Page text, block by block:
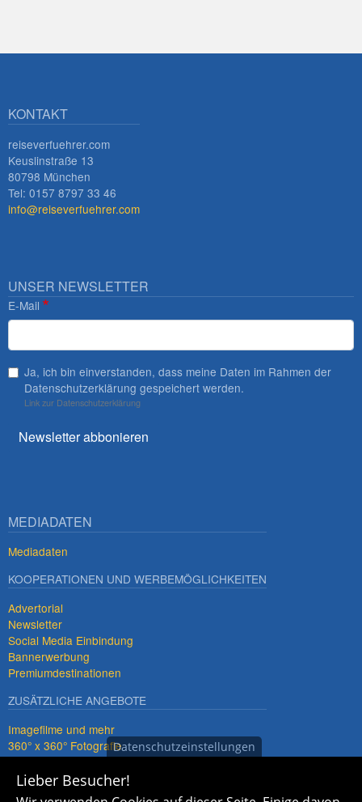
KONTAKT
reiseverfuehrer.com
Keuslinstraße 13
80798 München
Tel: 0157 8797 33 46
info@reiseverfuehrer.com
UNSER NEWSLETTER
E-Mail
Ja, ich bin einverstanden, dass meine Daten im Rahmen der
Datenschutzerklärung gespeichert werden.
Link zur Datenschutzerklärung
Newsletter abbonieren
MEDIADATEN
Mediadaten
KOOPERATIONEN UND WERBEMÖGLICHKEITEN
Advertorial
Newsletter
Social Media Einbindung
Bannerwerbung
Premiumdestinationen
ZUSÄTZLICHE ANGEBOTE
Imagefilme und mehr
360° x 360° FotografieDatenschutzeinstellungen
Lieber Besucher!